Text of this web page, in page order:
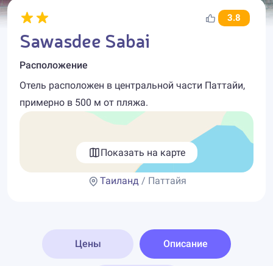
3.8
Sawasdee Sabai
Расположение
Отель расположен в центральной части Паттайи,
примерно в 500 м от пляжа.
Показать на карте
Таиланд/ Паттайя
Цены Описание